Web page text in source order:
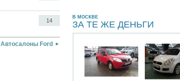
14
Автосалоны Ford
В МОСКВЕ
ЗА ТЕ ЖЕ ДЕНЬГИ